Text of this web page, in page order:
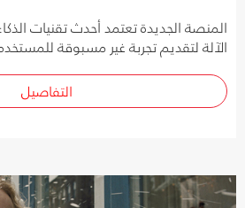
المنصة الجديدة تعتمد أحدث تقنيات
الآلة لتقديم تجربة غير مسبوقة
التفاصيل